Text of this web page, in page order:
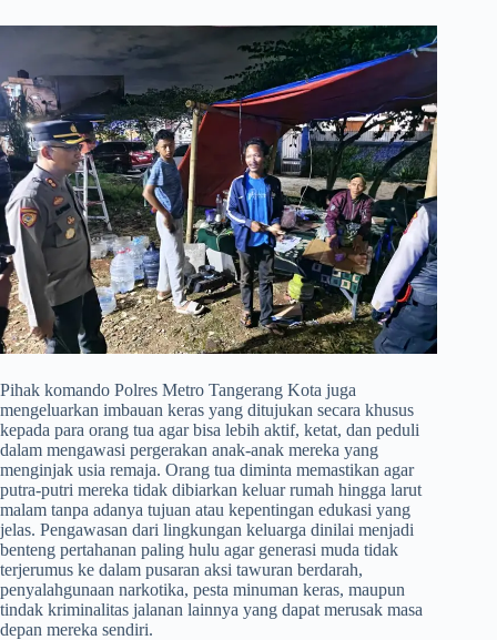
​Pihak komando Polres Metro Tangerang Kota juga
mengeluarkan imbauan keras yang ditujukan secara khusus
kepada para orang tua agar bisa lebih aktif, ketat, dan peduli
dalam mengawasi pergerakan anak-anak mereka yang
menginjak usia remaja. Orang tua diminta memastikan agar
putra-putri mereka tidak dibiarkan keluar rumah hingga larut
malam tanpa adanya tujuan atau kepentingan edukasi yang
jelas. Pengawasan dari lingkungan keluarga dinilai menjadi
benteng pertahanan paling hulu agar generasi muda tidak
terjerumus ke dalam pusaran aksi tawuran berdarah,
penyalahgunaan narkotika, pesta minuman keras, maupun
tindak kriminalitas jalanan lainnya yang dapat merusak masa
depan mereka sendiri.